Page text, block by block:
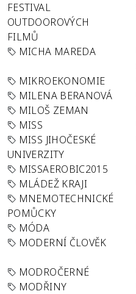
FESTIVAL
OUTDOOROVÝCH
FILMŮ
MICHA MAREDA
MIKROEKONOMIE
MILENA BERANOVÁ
MILOŠ ZEMAN
MISS
MISS JIHOČESKÉ
UNIVERZITY
MISSAEROBIC2015
MLÁDEŽ KRAJI
MNEMOTECHNICKÉ
POMŮCKY
MÓDA
MODERNÍ ČLOVĚK
MODROČERNÉ
MODŘINY